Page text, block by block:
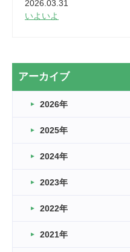
2026.03.31
いよいよ
2026.03.20
なぎなた
2026.03.16
車いすバスケとRくんのお話
卒業・卒園の季節★
2026.03.11
緑ケ丘体育館
アーカイブ
2026年
2025年
2024年
2023年
2022年
2021年